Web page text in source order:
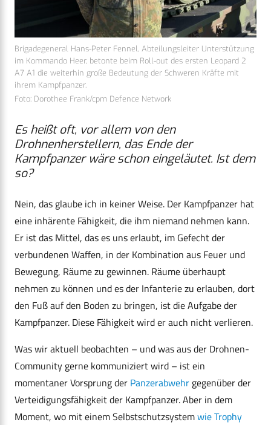
Brigadegeneral Hans-Peter Fennel, Abteilungsleiter Unterstützung
im Kommando Heer, betonte beim Roll-out des ersten Leopard 2
A7 A1 die weiterhin große Bedeutung der Schweren Kräfte mit
ihrem Kampfpanzer.
Foto: Dorothee Frank/cpm Defence Network
Es heißt oft, vor allem von den
Drohnenherstellern, das Ende der
Kampfpanzer wäre schon eingeläutet. Ist dem
so?
Nein, das glaube ich in keiner Weise. Der Kampfpanzer hat
eine inhärente Fähigkeit, die ihm niemand nehmen kann.
Er ist das Mittel, das es uns erlaubt, im Gefecht der
verbundenen Waffen, in der Kombination aus Feuer und
Bewegung, Räume zu gewinnen. Räume überhaupt
nehmen zu können und es der Infanterie zu erlauben, dort
den Fuß auf den Boden zu bringen, ist die Aufgabe der
Kampfpanzer. Diese Fähigkeit wird er auch nicht verlieren.
Was wir aktuell beobachten – und was aus der Drohnen-
Community gerne kommuniziert wird – ist ein
momentaner Vorsprung der Panzerabwehr gegenüber der
Verteidigungsfähigkeit der Kampfpanzer. Aber in dem
Moment, wo mit einem Selbstschutzsystemwie Trophy